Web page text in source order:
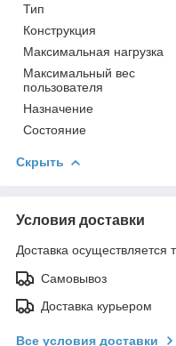
Тип
Конструкция
Максимальная нагрузка
Максимальный вес
пользователя
Назначение
Состояние
Скрыть
Условия доставки
Доставка осуществляется
Самовывоз
Доставка курьером
Все условия доставки